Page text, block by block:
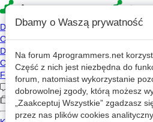
4p
Forum
Kategorie Wszystkie
Dbamy o Waszą prywatność
Na forum 4programmers.net
Część z nich jest niezbędna do
forum, natomiast wykorzystanie
dobrowolnej zgody, którą możesz
„Zaakceptuj Wszystkie” zgadzasz
przez nas plików cookies